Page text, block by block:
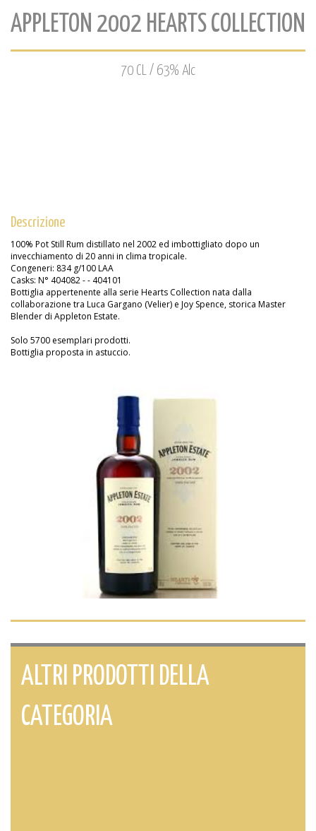
APPLETON 2002 HEARTS COLLECTION
70 CL / 63% Alc
Descrizione
100% Pot Still Rum distillato nel 2002 ed imbottigliato dopo un
invecchiamento di 20 anni in clima tropicale.
Congeneri: 834 g/100 LAA
Casks: N° 404082 - - 404101
Bottiglia appertenente alla serie Hearts Collection nata dalla
collaborazione tra Luca Gargano (Velier) e Joy Spence, storica Master
Blender di Appleton Estate.
Solo 5700 esemplari prodotti.
Bottiglia proposta in astuccio.
ALTRI PRODOTTI DELLA
CATEGORIA